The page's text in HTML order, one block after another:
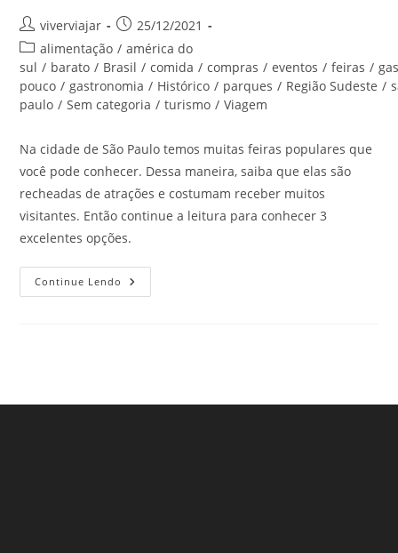
Autor
do
post:
viverviajar
Post
publicado:
25/12/2021
Categoria
do
post:
alimentação / américa do
sul / barato / Brasil / comida / compras / eventos / feiras /
pouco / gastronomia / Histórico / parques / Região Sudeste /
paulo / Sem categoria / turismo / Viagem
Na cidade de São Paulo temos muitas feiras populares que
você pode conhecer. Dessa maneira, saiba que elas são
recheadas de atrações e costumam receber muitos
visitantes. Então continue a leitura para conhecer 3
excelentes opções.
Continue Lendo Feiras
Populares